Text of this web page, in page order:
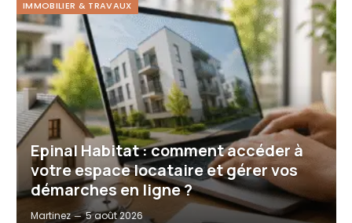
IMMOBILIER & TRAVAUX
Epinal Habitat : comment accéder à
votre espace locataire et gérer vos
démarches en ligne ?
Martinez 5 août 2026